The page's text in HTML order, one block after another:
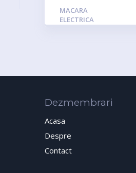
MACARA
ELECTRICA
Dezmembrari
Acasa
Despre
Contact